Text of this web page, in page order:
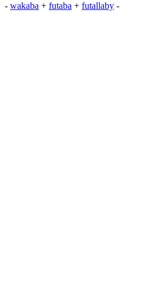
- wakaba + futaba + futallaby -